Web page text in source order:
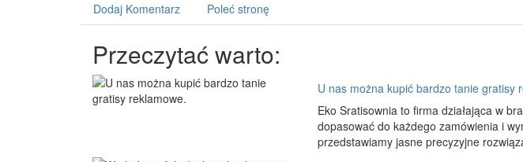
Dodaj Komentarz Poleć stronę
Przeczytać warto:
U nas można kupić bardzo tanie gratisy
Eko Sratisownia to firma działająca w
dopasować do każdego zamówienia i
przedstawiamy jasne precyzyjne